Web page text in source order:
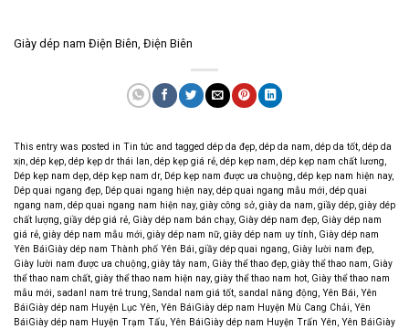
Giày dép nam Điện Biên, Điện Biên
This entry was posted in Tin tức and tagged dép da đẹp, dép da nam, dép da tốt, dép da
xịn, dép kẹp, dép kẹp dr thái lan, dép kẹp giá rẻ, dép kẹp nam, dép kẹp nam chất lương,
Dép kẹp nam dẹp, dép kẹp nam dr, Dép kẹp nam được ưa chuộng, dép kẹp nam hiện nay,
Dép quai ngang đẹp, Dép quai ngang hiện nay, dép quai ngang mẫu mới, dép quai
ngang nam, dép quai ngang nam hiện nay, giày công sở, giày da nam, giầy dép, giày dép
chất lượng, giầy dép giá rẻ, Giày dép nam bán chạy, Giày dép nam đẹp, Giày dép nam
giá rẻ, giày dép nam mẫu mới, giày dép nam nữ, giày dép nam uy tính, Giày dép nam
Yên BáiGiày dép nam Thành phố Yên Bái, giầy dép quai ngang, Giày lười nam đẹp,
Giày lười nam được ưa chuộng, giày tây nam, Giày thể thao đẹp, giày thể thao nam, Giày
thể thao nam chất, giày thể thao nam hiện nay, giày thể thao nam hot, Giày thể thao nam
mẫu mới, sadanl nam trẻ trung, Sandal nam giá tốt, sandal năng động, Yên Bái, Yên
BáiGiày dép nam Huyện Lục Yên, Yên BáiGiày dép nam Huyện Mù Cang Chải, Yên
BáiGiày dép nam Huyện Trạm Tấu, Yên BáiGiày dép nam Huyện Trấn Yên, Yên BáiGiày